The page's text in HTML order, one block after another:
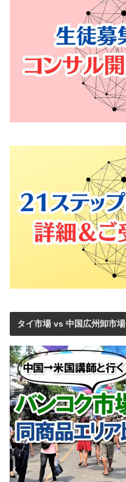
タイ市場 vs 中国広州卸市場